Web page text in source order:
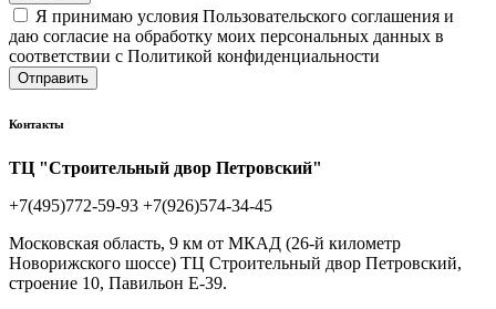
Я принимаю условия Пользовательского соглашения и
даю согласие на обработку моих персональных данных в
соответствии с Политикой конфиденциальности
Отправить
Контакты
ТЦ "Строительный двор Петровский"
+7(495)772-59-93 +7(926)574-34-45
Московская область, 9 км от МКАД (26-й километр
Новорижского шоссе) ТЦ Строительный двор Петровский,
строение 10, Павильон Е-39.